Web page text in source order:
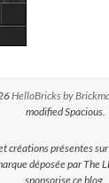
HelloBricks by
modified Spacious.
créations présentes
déposée par The
sponsorise ce blog.